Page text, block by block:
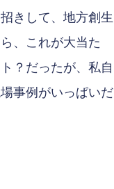
きして、地方創生
、これが大当た
？だったが、私自
事例がいっぱいだ